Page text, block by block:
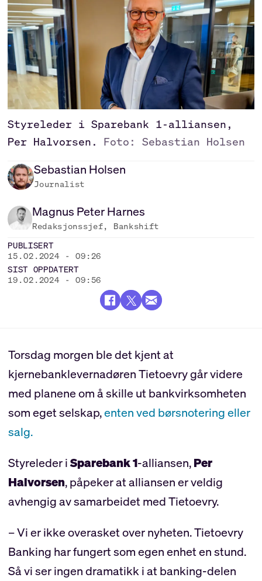
Styreleder i Sparebank 1-alliansen,
Per Halvorsen.
Foto: Sebastian Holsen
Sebastian Holsen
Journalist
Magnus PeterHarnes
Redaksjonssjef, Bankshift
PUBLISERT
15.02.2024 - 09:26
SIST OPPDATERT
19.02.2024 - 09:56
Torsdag morgen ble det kjent at
kjernebanklevernadøren Tietoevry går videre
med planene om å skille ut bankvirksomheten
som eget selskap,enten ved børsnotering eller
salg.
Styreleder iSparebank 1-alliansen,Per
Halvorsen, påpeker at alliansen er veldig
avhengig av samarbeidet med Tietoevry.
– Vi er ikke overasket over nyheten. Tietoevry
Banking har fungert som egen enhet en stund.
Så vi ser ingen dramatikk i at banking-delen